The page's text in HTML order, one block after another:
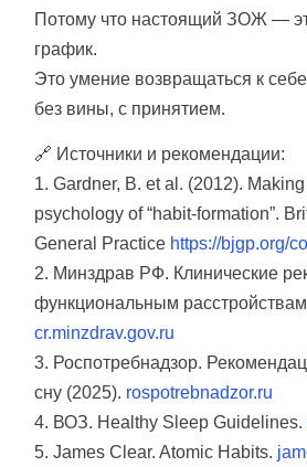
Потому что настоящий ЗОЖ —
график.
Это умение возвращаться к
без вины, с принятием.
🔗 Источники и рекомендации:
1. Gardner, B. et al. (2012).
psychology of “habit-formation”.
General Practice https://bjgp.org/
2. Минздрав РФ. Клинические
функциональным
cr.minzdrav.gov.ru
3. Роспотребнадзор.
сну (2025). rospotrebnadzor.ru
4. ВОЗ. Healthy Sleep Guidelines.
5. James Clear. Atomic Habits.